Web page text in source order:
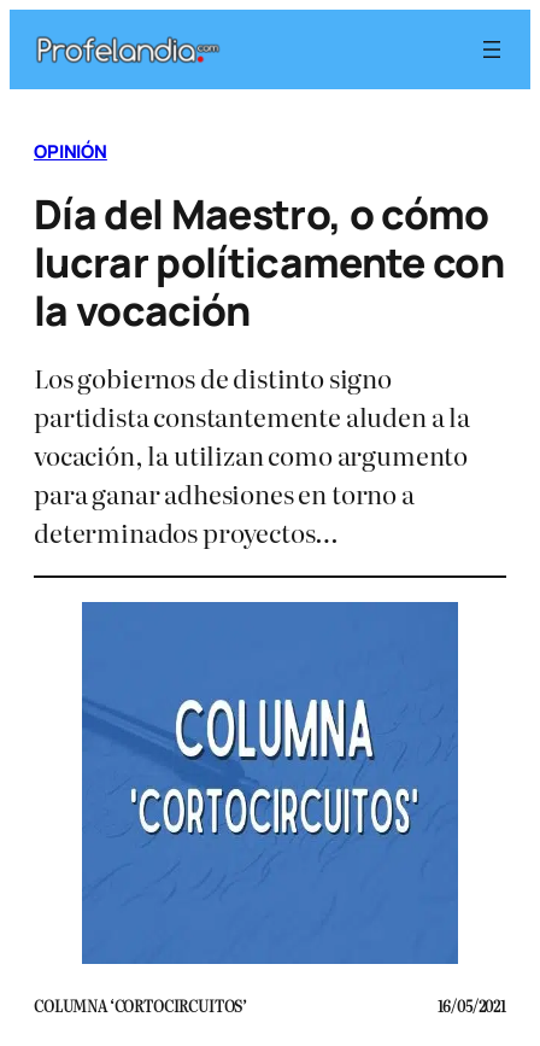
contenido
OPINIÓN
Día del Maestro, o cómo
lucrar políticamente con
la vocación
Los gobiernos de distinto signo
partidista constantemente aluden a la
vocación, la utilizan como argumento
para ganar adhesiones en torno a
determinados proyectos…
COLUMNA ‘CORTOCIRCUITOS’ 16/05/2021